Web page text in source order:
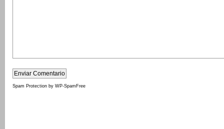
Spam Protection by WP-SpamFree